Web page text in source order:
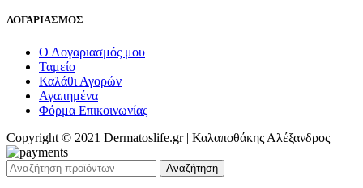
ΛΟΓΑΡΙΑΣΜΟΣ
Ο Λογαριασμός μου
Ταμείο
Καλάθι Αγορών
Αγαπημένα
Φόρμα Επικοινωνίας
Copyright © 2021 Dermatoslife.gr | Καλαποθάκης Αλέξανδρος
Αναζήτηση